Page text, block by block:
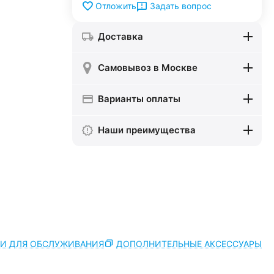
Отложить Задать вопрос
Доставка
Самовывоз в Москве
Варианты оплаты
Наши преимущества
ДЛЯ ОБСЛУЖИВАНИЯ ДОПОЛНИТЕЛЬНЫЕ АКСЕССУАРЫ